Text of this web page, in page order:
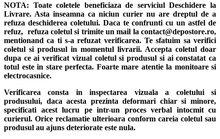
NOTA: Toate coletele beneficiaza de serviciul Deschidere la
Livrare. Asta inseamna ca niciun curier nu are dreptul de a
refuza deschiderea coletului. Daca te confrunti cu un astfel de
refuz, refuza coletul si trimite un mail la contact@depostore.ro,
mentionand ca ti s-a refuzat verificarea. Te sfatuim sa verifici
coletul si produsul in momentul livrarii. Accepta coletul doar
dupa ce ai verificat vizual coletul si produsul si ai constatat ca
totul este in stare perfecta. Foarte mare atentie la monitoare si
electrocasnice.
Verificarea consta in inspectarea vizuala a coletului si
produsului, daca acesta prezinta deformari chiar si minore,
specificati acest lucru pe intr-un proces verbal intocmit cu
curierul. Orice reclamatie ulterioara conform careia coletul sau
produsul au ajuns deteriorate este nula.